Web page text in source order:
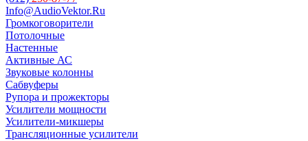
Info@AudioVektor.Ru
Громкоговорители
Потолочные
Настенные
Активные АС
Звуковые колонны
Сабвуферы
Рупора и прожекторы
Усилители мощности
Усилители-микшеры
Трансляционные усилители